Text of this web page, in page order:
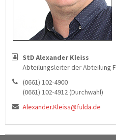
StD Alexander Kleiss
Abteilungsleiter der Abteilung F
(0661) 102-4900
(0661) 102-4912 (Durchwahl)
Alexander.Kleiss@fulda.de